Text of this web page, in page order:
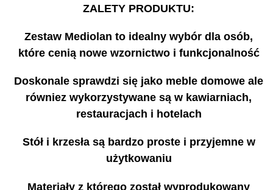
ZALETY PRODUKTU:
Zestaw Mediolan to idealny wybór dla osób,
które cenią nowe wzornictwo i funkcjonalność
Doskonale sprawdzi się jako meble domowe ale
równiez wykorzystywane są w kawiarniach,
restauracjach i hotelach
Stół i krzesła są bardzo proste i przyjemne w
użytkowaniu
Materiały z którego został wyprodukowany